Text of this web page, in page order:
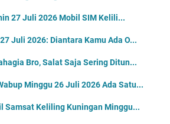
27 Juli 2026 Mobil SIM Kelili...
Juli 2026: Diantara Kamu Ada O...
Bro, Salat Saja Sering Ditun...
Minggu 26 Juli 2026 Ada Satu...
Samsat Keliling Kuningan Minggu...